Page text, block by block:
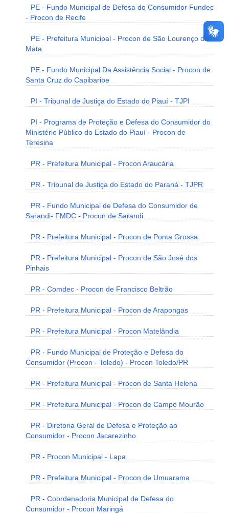
PE - Fundo Municipal de Defesa do Consumidor Fundec
- Procon de Recife
PE - Prefeitura Municipal - Procon de São Lourenço da
Mata
PE - Fundo Municipal Da Assistência Social - Procon de
Santa Cruz do Capibaribe
PI - Tribunal de Justiça do Estado do Piauí - TJPI
PI - Programa de Proteção e Defesa do Consumidor do
Ministério Público do Estado do Piauí - Procon de
Teresina
PR - Prefeitura Municipal - Procon Araucária
PR - Tribunal de Justiça do Estado do Paraná - TJPR
PR - Fundo Municipal de Defesa do Consumidor de
Sarandi- FMDC - Procon de Sarandi
PR - Prefeitura Municipal - Procon de Ponta Grossa
PR - Prefeitura Municipal - Procon de São José dos
Pinhais
PR - Comdec - Procon de Francisco Beltrão
PR - Prefeitura Municipal - Procon de Arapongas
PR - Prefeitura Municipal - Procon Matelândia
PR - Fundo Municipal de Proteção e Defesa do
Consumidor (Procon - Toledo) - Procon Toledo/PR
PR - Prefeitura Municipal - Procon de Santa Helena
PR - Prefeitura Municipal - Procon de Campo Mourão
PR - Diretoria Geral de Defesa e Proteção ao
Consumidor - Procon Jacarezinho
PR - Procon Municipal - Lapa
PR - Prefeitura Municipal - Procon de Umuarama
PR - Coordenadoria Municipal de Defesa do
Consumidor - Procon Maringá